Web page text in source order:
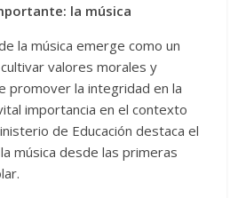
la música
la música emerge como un
valores morales y
promover la integridad en la
importancia en el contexto
de Educación destaca el
música desde las primeras